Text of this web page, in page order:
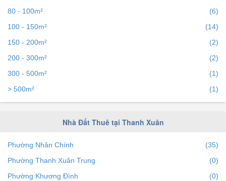
80 - 100m²
(6)
100 - 150m²
(14)
150 - 200m²
(2)
200 - 300m²
(2)
300 - 500m²
(1)
> 500m²
(1)
Nhà Đất Thuê tại Thanh Xuân
Phường Nhân Chính
(35)
Phường Thanh Xuân Trung
(0)
Phường Khương Đình
(0)